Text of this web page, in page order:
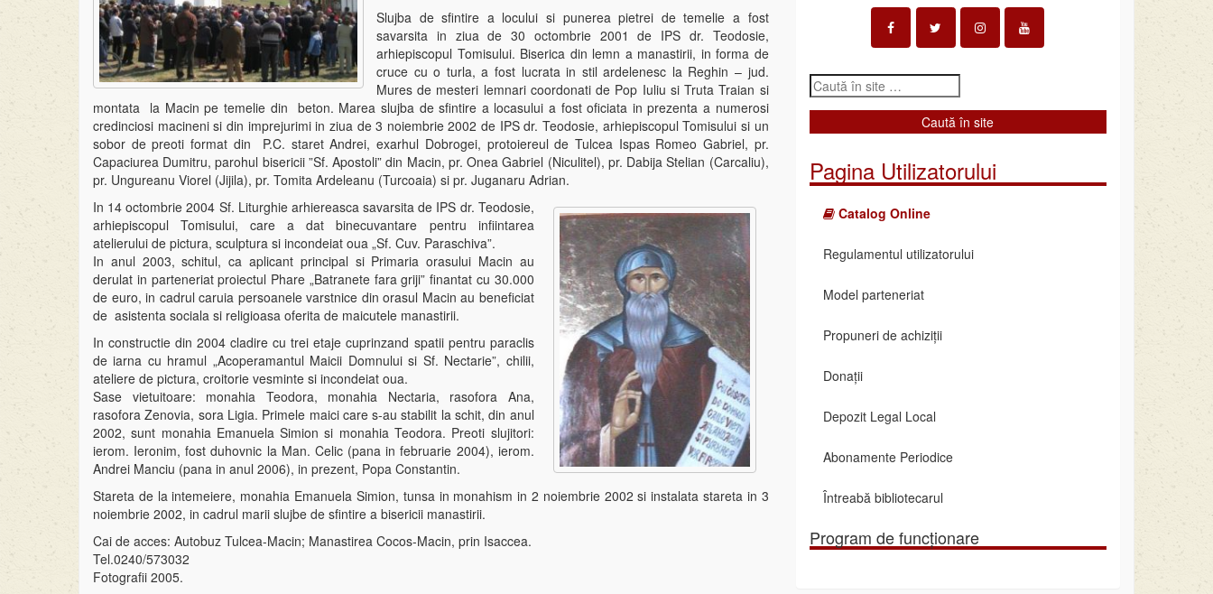
Slujba de sfintire a locului si punerea pietrei de temelie a fost
savarsita in ziua de 30 octombrie 2001 de IPS dr. Teodosie,
arhiepiscopul Tomisului. Biserica din lemn a manastirii, in forma de
cruce cu o turla, a fost lucrata in stil ardelenesc la Reghin – jud.
Mures de mesteri lemnari coordonati de Pop Iuliu si Truta Traian si
montata la Macin pe temelie din beton. Marea slujba de sfintire a locasului a fost oficiata in prezenta a numerosi
credinciosi macineni si din imprejurimi in ziua de 3 noiembrie 2002 de IPS dr. Teodosie, arhiepiscopul Tomisului si un
sobor de preoti format din P.C. staret Andrei, exarhul Dobrogei, protoiereul de Tulcea Ispas Romeo Gabriel, pr.
Capaciurea Dumitru, parohul bisericii ”Sf. Apostoli” din Macin, pr. Onea Gabriel (Niculitel), pr. Dabija Stelian (Carcaliu),
pr. Ungureanu Viorel (Jijila), pr. Tomita Ardeleanu (Turcoaia) si pr. Juganaru Adrian.
In 14 octombrie 2004 Sf. Liturghie arhiereasca savarsita de IPS dr. Teodosie,
arhiepiscopul Tomisului, care a dat binecuvantare pentru infiintarea
atelierului de pictura, sculptura si incondeiat oua „Sf. Cuv. Paraschiva”.
In anul 2003, schitul, ca aplicant principal si Primaria orasului Macin au
derulat in parteneriat proiectul Phare „Batranete fara griji” finantat cu 30.000
de euro, in cadrul caruia persoanele varstnice din orasul Macin au beneficiat
de asistenta sociala si religioasa oferita de maicutele manastirii.
In constructie din 2004 cladire cu trei etaje cuprinzand spatii pentru paraclis
de iarna cu hramul „Acoperamantul Maicii Domnului si Sf. Nectarie”, chilii,
ateliere de pictura, croitorie vesminte si incondeiat oua.
Sase vietuitoare: monahia Teodora, monahia Nectaria, rasofora Ana,
rasofora Zenovia, sora Ligia. Primele maici care s-au stabilit la schit, din anul
2002, sunt monahia Emanuela Simion si monahia Teodora. Preoti slujitori:
ierom. Ieronim, fost duhovnic la Man. Celic (pana in februarie 2004), ierom.
Andrei Manciu (pana in anul 2006), in prezent, Popa Constantin.
Stareta de la intemeiere, monahia Emanuela Simion, tunsa in monahism in 2 noiembrie 2002 si instalata stareta in 3
noiembrie 2002, in cadrul marii slujbe de sfintire a bisericii manastirii.
Cai de acces: Autobuz Tulcea-Macin; Manastirea Cocos-Macin, prin Isaccea.
Tel.0240/573032
Fotografii 2005.
Pagina Utilizatorului
Catalog Online
Regulamentul utilizatorului
Model parteneriat
Propuneri de achiziții
Donații
Depozit Legal Local
Abonamente Periodice
Întreabă bibliotecarul
Program de funcționare